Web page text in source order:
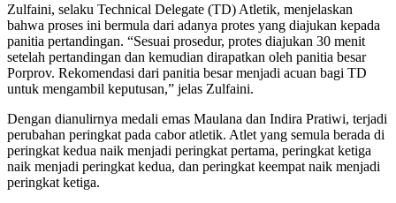
Zulfaini, selaku Technical Delegate (TD) Atletik, menjelaskan
bahwa proses ini bermula dari adanya protes yang diajukan kepada
panitia pertandingan. “Sesuai prosedur, protes diajukan 30 menit
setelah pertandingan dan kemudian dirapatkan oleh panitia besar
Porprov. Rekomendasi dari panitia besar menjadi acuan bagi TD
untuk mengambil keputusan,” jelas Zulfaini.
Dengan dianulirnya medali emas Maulana dan Indira Pratiwi, terjadi
perubahan peringkat pada cabor atletik. Atlet yang semula berada di
peringkat kedua naik menjadi peringkat pertama, peringkat ketiga
naik menjadi peringkat kedua, dan peringkat keempat naik menjadi
peringkat ketiga.